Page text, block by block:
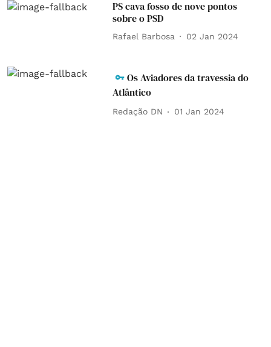
PS cava fosso de nove pontos
sobre o PSD
Rafael Barbosa 02 Jan 2024
Os Aviadores da travessia do
Atlântico
Redação DN 01 Jan 2024